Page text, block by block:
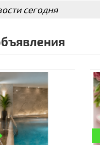
сегодня